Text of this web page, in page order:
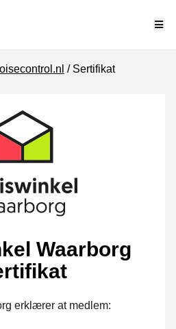
Sertifikat
Waarborg
erklærer at medlem: